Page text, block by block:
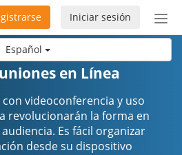
Español
de
Iniciar sesión
en Línea
videoconferencia y uso
revolucionarán la forma en
Es fácil organizar
desde su dispositivo